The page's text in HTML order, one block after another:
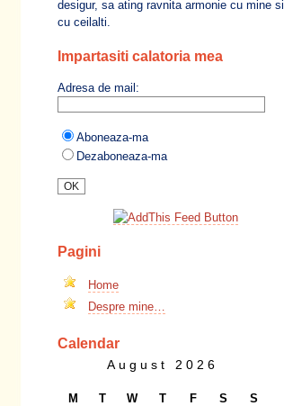
desigur, sa ating ravnita armonie cu mine si
cu ceilalti.
Impartasiti calatoria mea
Adresa de mail:
Aboneaza-ma
Dezaboneaza-ma
Pagini
Home
Despre mine…
Calendar
August 2026
M T W T F S S